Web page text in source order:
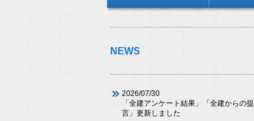
NEWS
2026/07/30
「全建アンケート結果」「全建からの提
言」更新しました